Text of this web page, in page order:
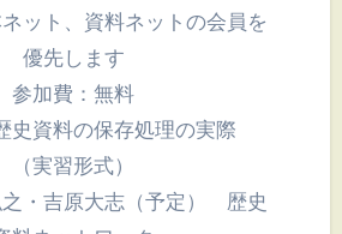
ット、資料ネットの会員を
優先します
参加費：無料
史資料の保存処理の実際
（実習形式）
・吉原大志（予定） 歴史